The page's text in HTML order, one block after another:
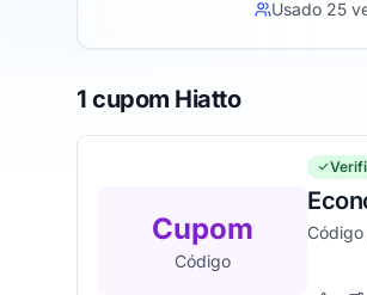
Usado 25
1 cupom Hiatto
Cupom
Código